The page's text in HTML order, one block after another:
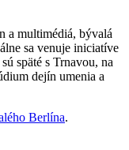
a multimédiá, bývalá
sa venuje iniciatíve
späté s Trnavou, na
dejín umenia a
Berlína.